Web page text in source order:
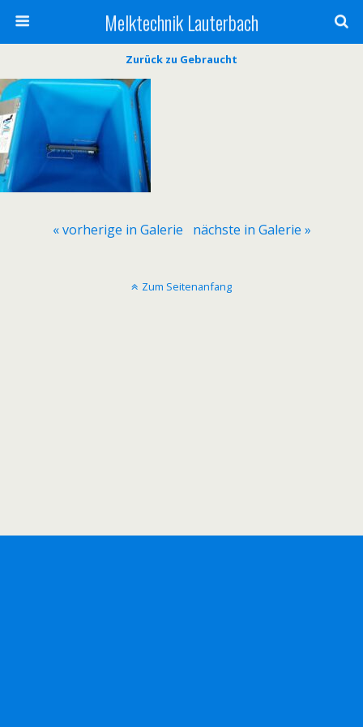
Melktechnik Lauterbach
Zurück zu Gebraucht
« vorherige in Galerie nächste in Galerie »
Zum Seitenanfang